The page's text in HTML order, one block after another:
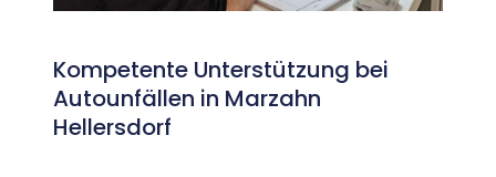
Kompetente Unterstützung bei
Autounfällen in Marzahn
Hellersdorf